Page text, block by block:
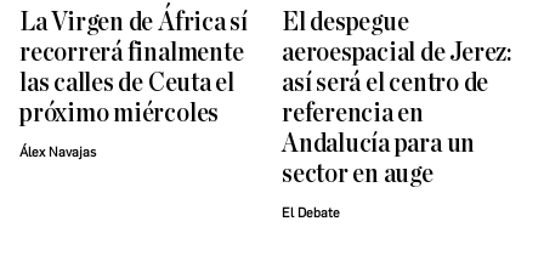
La Virgen de África sí
recorrerá finalmente
las calles de Ceuta el
próximo miércoles
Álex Navajas
El despegue
aeroespacial de Jerez:
así será el centro de
referencia en
Andalucía para un
sector en auge
El Debate